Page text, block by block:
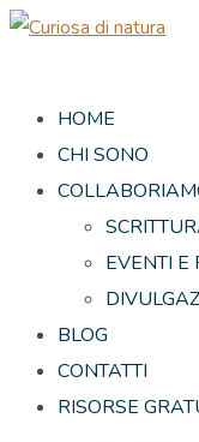
HOME
CHI SONO
EVENTI E
BLOG
CONTATTI
RISORSE